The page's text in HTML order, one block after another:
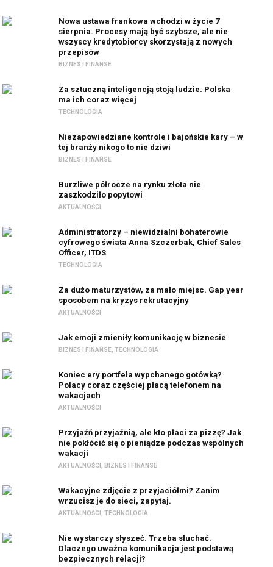
Nowa ustawa frankowa wchodzi w życie 7
sierpnia. Procesy mają być szybsze, ale nie
wszyscy kredytobiorcy skorzystają z nowych
przepisów
BIZNES I FINANSE
Za sztuczną inteligencją stoją ludzie. Polska
ma ich coraz więcej
TECHNOLOGIA
Niezapowiedziane kontrole i bajońskie kary – w
tej branży nikogo to nie dziwi
BIZNES I FINANSE
Burzliwe półrocze na rynku złota nie
zaszkodziło popytowi
AKTUALNOŚCI
Administratorzy – niewidzialni bohaterowie
cyfrowego świata Anna Szczerbak, Chief Sales
Officer, ITDS
TECHNOLOGIA
Za dużo maturzystów, za mało miejsc. Gap year
sposobem na kryzys rekrutacyjny
AKTUALNOŚCI
Jak emoji zmieniły komunikację w biznesie
BIZNES I FINANSE ,TECHNOLOGIA
Koniec ery portfela wypchanego gotówką?
Polacy coraz częściej płacą telefonem na
wakacjach
AKTUALNOŚCI
Przyjaźń przyjaźnią, ale kto płaci za pizzę? Jak
nie pokłócić się o pieniądze podczas wspólnych
wakacji
AKTUALNOŚCI BIZNES I FINANSE
Wakacyjne zdjęcie z przyjaciółmi? Zanim
wrzucisz je do sieci, zapytaj.
AKTUALNOŚCI ,TECHNOLOGIA
Nie wystarczy słyszeć. Trzeba słuchać.
Dlaczego uważna komunikacja jest podstawą
bezpiecznych relacji?